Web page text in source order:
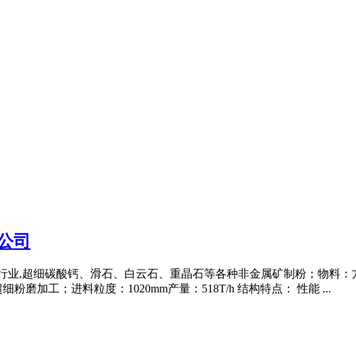
司
,超细碳酸钙、滑石、白云石、重晶石等各种非金属矿制粉；物料
粉磨加工；进料粒度：1020mm产量：518T/h 结构特点： 性能 ...